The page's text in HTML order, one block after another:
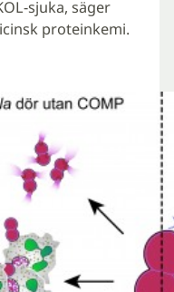
sjuka, säger
proteinkemi.